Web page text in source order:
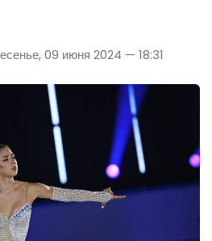
09 июня 2024 — 18:31